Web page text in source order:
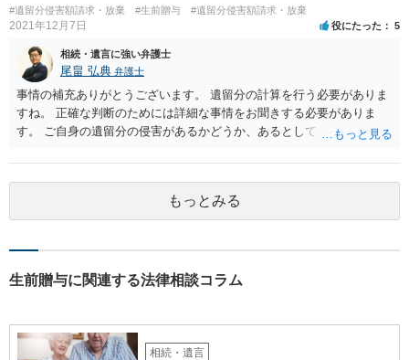
#遺留分侵害額請求・放棄 #生前贈与 #遺留分侵害額請求・放棄
2021年12月7日 役にたった 5
相続・遺言に強い弁護士
尾畠 弘典 弁護士
事情の補充ありがとうございます。 遺留分の計算を行う必要がありま
すね。 正確な判断のためには詳細な事情をお聞きする必要がありま
す。 ご自身の遺留分の侵害があるかどうか、あるとしてどの程度の金
相談されるのが良いと思います。
もっとみる
生前贈与に関連する法律相談コラム
相続・遺言